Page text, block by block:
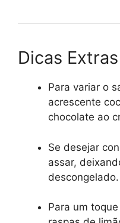
Dicas Extras
Para variar o
acrescente
chocolate ao
Se desejar
assar,
descongelado.
Para um